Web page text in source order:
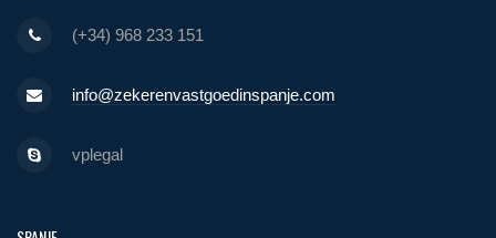
(+34) 968 233 151
info@zekerenvastgoedinspanje.com
vplegal